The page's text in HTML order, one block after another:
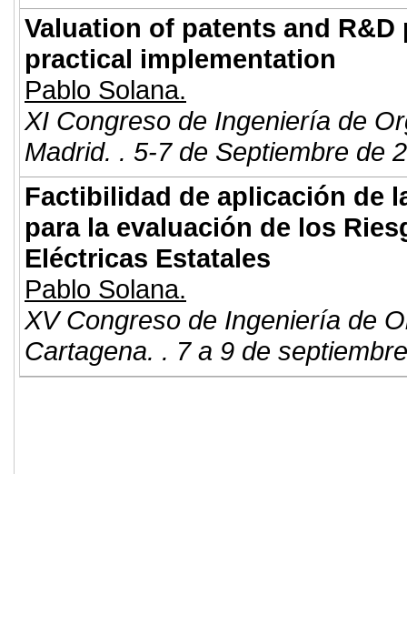
Valuation of patents and
practical implementation
Pablo Solana.
XI Congreso de Ingeniería de
Madrid. . 5-7 de Septiembre de
Factibilidad de aplicación de
para la evaluación de los
Eléctricas Estatales
Pablo Solana.
XV Congreso de Ingeniería de
Cartagena. . 7 a 9 de